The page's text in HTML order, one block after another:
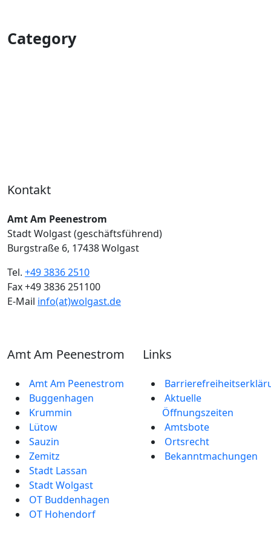
Category
Kontakt
Amt Am Peenestrom
Stadt Wolgast (geschäftsführend)
Burgstraße 6, 17438 Wolgast
Tel. +49 3836 2510
Fax +49 3836 251100
E-Mail info(at)wolgast.de
Amt Am Peenestrom
Amt Am Peenestrom
Buggenhagen
Krummin
Lütow
Sauzin
Zemitz
Stadt Lassan
Stadt Wolgast
OT Buddenhagen
OT Hohendorf
Links
Aktuelle
Öffnungszeiten
Amtsbote
Ortsrecht
Bekannt­machungen